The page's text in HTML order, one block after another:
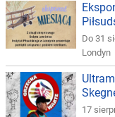
Do 31
Londyn
17